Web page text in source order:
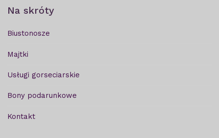
Na skróty
Biustonosze
Majtki
Usługi gorseciarskie
Bony podarunkowe
Kontakt